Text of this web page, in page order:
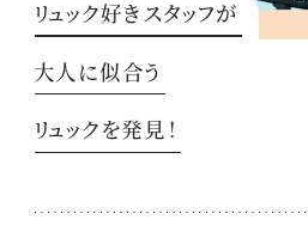
リュック好きスタッフが
大人に似合う
リュックを発見！